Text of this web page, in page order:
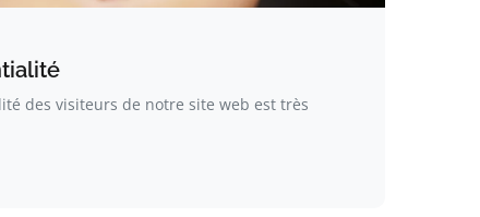
des visiteurs de notre site web est très